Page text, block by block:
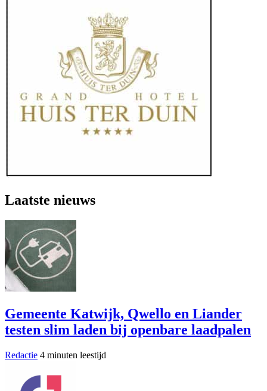
Laatste nieuws
Gemeente Katwijk, Qwello en Liander
testen slim laden bij openbare laadpalen
Redactie 4 minuten leestijd